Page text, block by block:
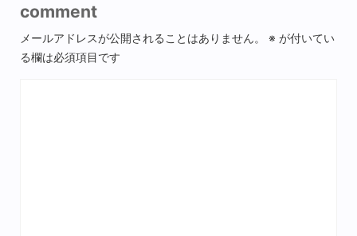
comment
メールアドレスが公開されることはありません。 ※ が付いてい
る欄は必須項目です